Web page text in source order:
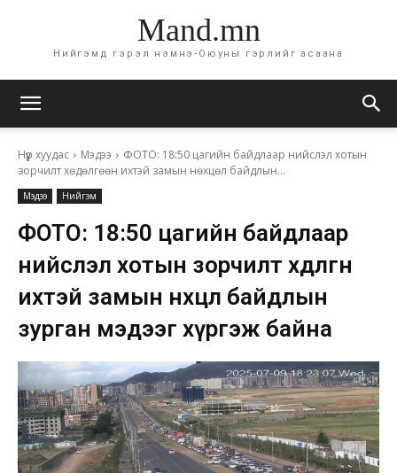
Mand.mn
Нийгэмд гэрэл нэмнэ-Оюуны гэрлийг асаана
Нүүр хуудас Мэдээ
ФОТО: 18:50 цагийн байдлаар нийслэл хотын
зорчилт хөдөлгөөн ихтэй замын нөхцөл байдлын...
Мэдээ Нийгэм
ФОТО: 18:50 цагийн байдлаар
нийслэл хотын зорчилт хөдөлгөөн
ихтэй замын нөхцөл байдлын
зурган мэдээг хүргэж байна